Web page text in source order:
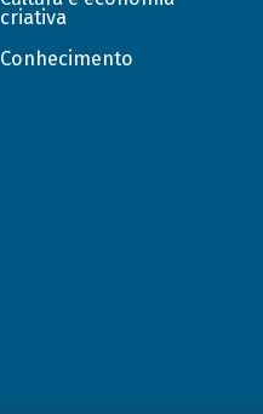
criativa
Conhecimento